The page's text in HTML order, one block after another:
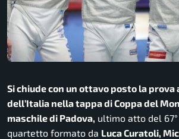
Si chiude con un ottavo posto la prova
dell’Italia nella tappa di Coppa del
maschile di Padova, ultimo atto del
quartetto formato da Luca Curatoli,